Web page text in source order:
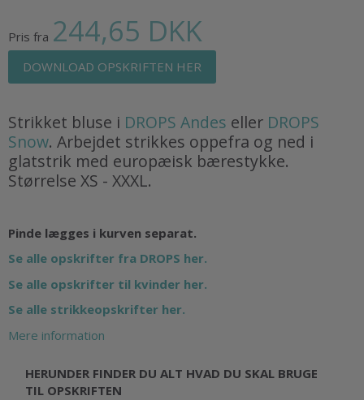
Pris fra 244,65 DKK
DOWNLOAD OPSKRIFTEN HER
Strikket bluse i DROPS Andes eller DROPS
Snow. Arbejdet strikkes oppefra og ned i
glatstrik med europæisk bærestykke.
Størrelse XS - XXXL.
Pinde lægges i kurven separat.
Se alle opskrifter fra DROPS her.
Se alle opskrifter til kvinder her.
Se alle strikkeopskrifter her.
Mere information
HERUNDER FINDER DU ALT HVAD DU SKAL BRUGE
TIL OPSKRIFTEN